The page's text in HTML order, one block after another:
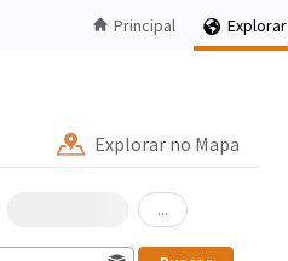
Explorar
Principal
Explorar no Mapa
...